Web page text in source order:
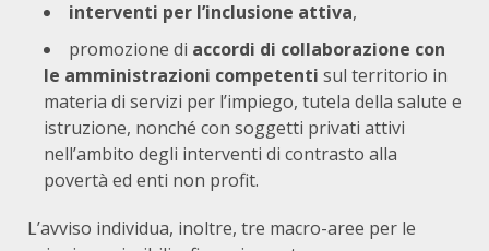
interventi per l’inclusione attiva,
promozione di accordi di collaborazione con
le amministrazioni competenti sul territorio in
materia di servizi per l’impiego, tutela della salute e
istruzione, nonché con soggetti privati attivi
nell’ambito degli interventi di contrasto alla
povertà ed enti non profit.
L’avviso individua, inoltre, tre macro-aree per le